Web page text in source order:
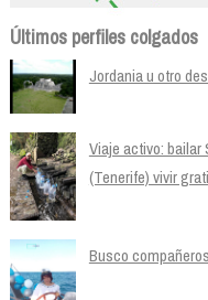
Últimos perfiles colgados
Jordania u otro
Viaje activo: bailar
(Tenerife) vivir
Busco